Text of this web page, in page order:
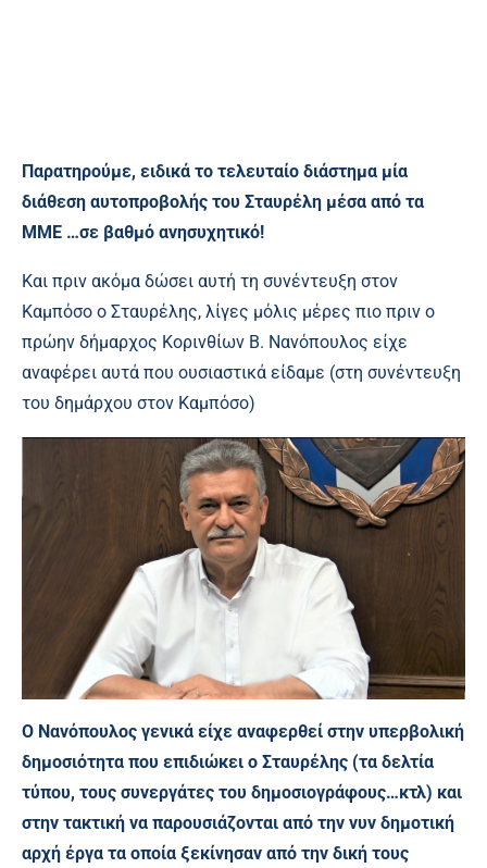
Παρατηρούμε, ειδικά το τελευταίο διάστημα μία
διάθεση αυτοπροβολής του Σταυρέλη μέσα από τα
ΜΜΕ …σε βαθμό ανησυχητικό!
Και πριν ακόμα δώσει αυτή τη συνέντευξη στον
Καμπόσο ο Σταυρέλης, λίγες μόλις μέρες πιο πριν ο
πρώην δήμαρχος Κορινθίων Β. Νανόπουλος είχε
αναφέρει αυτά που ουσιαστικά είδαμε (στη συνέντευξη
του δημάρχου στον Καμπόσο)
Ο Νανόπουλος γενικά είχε αναφερθεί στην υπερβολική
δημοσιότητα που επιδιώκει ο Σταυρέλης (τα δελτία
τύπου, τους συνεργάτες του δημοσιογράφους…κτλ) και
στην τακτική να παρουσιάζονται από την νυν δημοτική
αρχή έργα τα οποία ξεκίνησαν από την δική τους